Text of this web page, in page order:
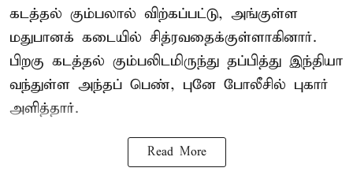
கடத்தல் கும்பலால் விற்கப்பட்டு, அங்குள்ள
மதுபானக் கடையில் சித்ரவதைக்குள்ளாகினார்.
பிறகு கடத்தல் கும்பலிடமிருந்து தப்பித்து இந்தியா
வந்துள்ள அந்தப் பெண், புனே போலீசில் புகார்
அளித்தார்.
Read More